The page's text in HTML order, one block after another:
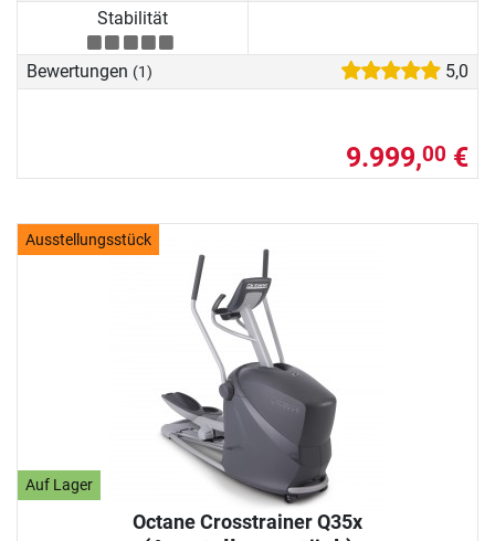
Stabilität
Bewertungen (1) 5,0
9.999,00 €
Ausstellungsstück
Auf Lager
Octane Crosstrainer Q35x